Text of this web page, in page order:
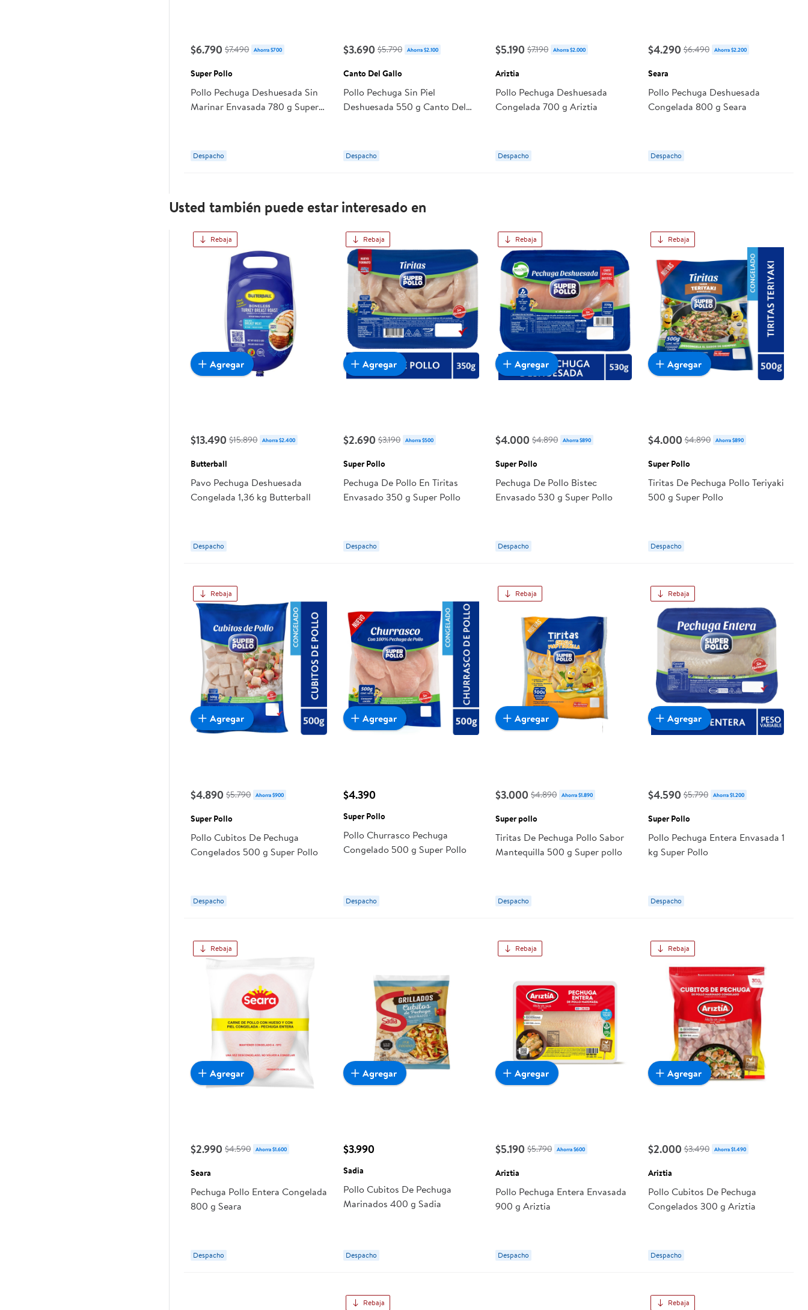
$6.790 $7.490 Ahorra $700
Super Pollo
Pollo Pechuga Deshuesada Sin
Marinar Envasada 780 g Super
Despacho
$3.690 $5.790 Ahorra $2.100
Canto Del Gallo
Pollo Pechuga Sin Piel
Deshuesada 550 g Canto Del
Despacho
$5.190 $7.190 Ahorra $2.000
Ariztia
Pollo Pechuga Deshuesada
Congelada 700 g Ariztia
Despacho
$4.290 $6.490 Ahorra $2.200
Seara
Pollo Pechuga Deshuesada
Congelada 800 g Seara
Despacho
Usted también puede estar interesado en
Rebaja
$13.490 $15.890 Ahorra $2.400
Butterball
Pavo Pechuga Deshuesada
Congelada 1,36 kg Butterball
Despacho
Agregar
Rebaja
$2.690 $3.190 Ahorra $500
Super Pollo
Pechuga De Pollo En Tiritas
Envasado 350 g Super Pollo
Despacho
Agregar
Rebaja
$4.000 $4.890 Ahorra $890
Super Pollo
Pechuga De Pollo Bistec
Envasado 530 g Super Pollo
Despacho
Agregar
Rebaja
$4.000 $4.890 Ahorra $890
Super Pollo
Tiritas De Pechuga Pollo Teriyaki
500 g Super Pollo
Despacho
Agregar
Rebaja
$4.890 $5.790 Ahorra $900
Super Pollo
Pollo Cubitos De Pechuga
Congelados 500 g Super Pollo
Despacho
Agregar
$4.390
Super Pollo
Pollo Churrasco Pechuga
Congelado 500 g Super Pollo
Despacho
Agregar
Rebaja
$3.000 $4.890 Ahorra $1.890
Super pollo
Tiritas De Pechuga Pollo Sabor
Mantequilla 500 g Super pollo
Despacho
Agregar
Rebaja
$4.590 $5.790 Ahorra $1.200
Super Pollo
Pollo Pechuga Entera Envasada 1
kg Super Pollo
Despacho
Agregar
Rebaja
$2.990 $4.590 Ahorra $1.600
Seara
Pechuga Pollo Entera Congelada
800 g Seara
Despacho
Agregar
$3.990
Sadia
Pollo Cubitos De Pechuga
Marinados 400 g Sadia
Despacho
Agregar
Rebaja
$5.190 $5.790 Ahorra $600
Ariztia
Pollo Pechuga Entera Envasada
900 g Ariztia
Despacho
Agregar
Rebaja
$2.000 $3.490 Ahorra $1.490
Ariztia
Pollo Cubitos De Pechuga
Congelados 300 g Ariztia
Despacho
Agregar
Rebaja Rebaja